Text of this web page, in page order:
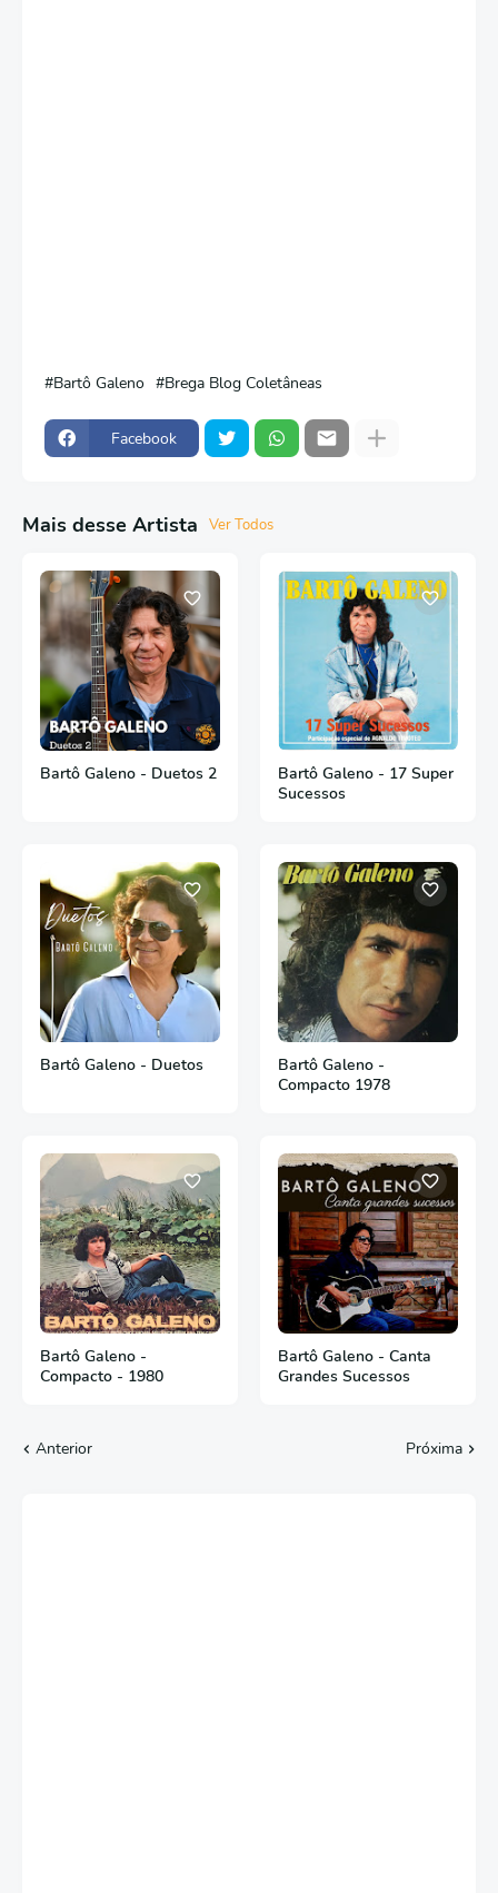
Bartô Galeno Brega Blog Coletâneas
Facebook
Mais desse Artista Ver Todos
Bartô Galeno - Duetos 2
Bartô Galeno - 17 Super
Sucessos
Bartô Galeno - Duetos
Bartô Galeno -
Compacto 1978
Bartô Galeno -
Compacto - 1980
Bartô Galeno - Canta
Grandes Sucessos
Anterior Próxima